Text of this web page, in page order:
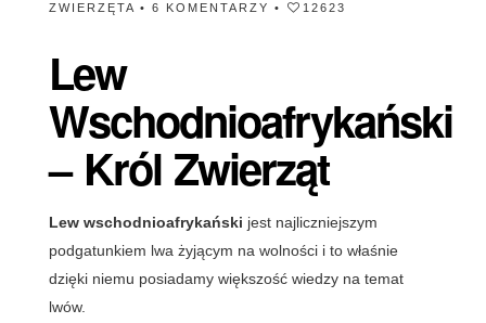
ZWIERZĘTA • 6 KOMENTARZY • 12623
Lew
Wschodnioafrykański
– Król Zwierząt
Lew wschodnioafrykański jest najliczniejszym
podgatunkiem lwa żyjącym na wolności i to właśnie
dzięki niemu posiadamy większość wiedzy na temat
lwów.